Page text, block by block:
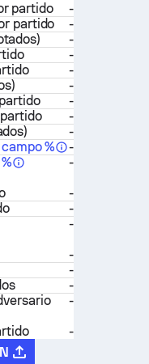
partido
-
partido
-
-
-
-
-
-
-
-
%
-
-
-
-
-
-
-
-
-
-